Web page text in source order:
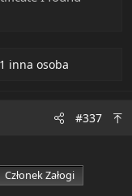
inna osoba
#337
Członek Załogi